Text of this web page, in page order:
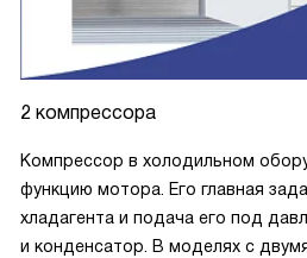
2 компрессора
Компрессор в холодильном
функцию мотора. Его главная
хладагента и подача его под
и конденсатор. В моделях с